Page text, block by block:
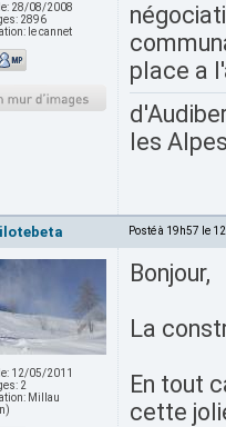
28/08/2008
2896
le cannet
place a
les
Posté à 19h57 le
12/05/2011
2
Millau
Bonjour,
La
En tout
cette